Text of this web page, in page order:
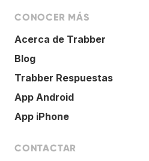
CONOCER MÁS
Acerca de Trabber
Blog
Trabber Respuestas
App Android
App iPhone
CONTACTAR